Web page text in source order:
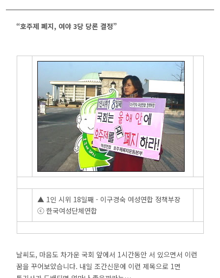
“호주제 폐지, 여야 3당 당론 결정”
▲ 1인 시위 18일째 - 이구경숙 여성연합 정책부장
ⓒ 한국여성단체연합
날씨도, 마음도 차가운 국회 앞에서 1시간동안 서 있으면서 이런
꿈을 꾸어보았습니다. 내일 조간신문에 이런 제목으로 1면